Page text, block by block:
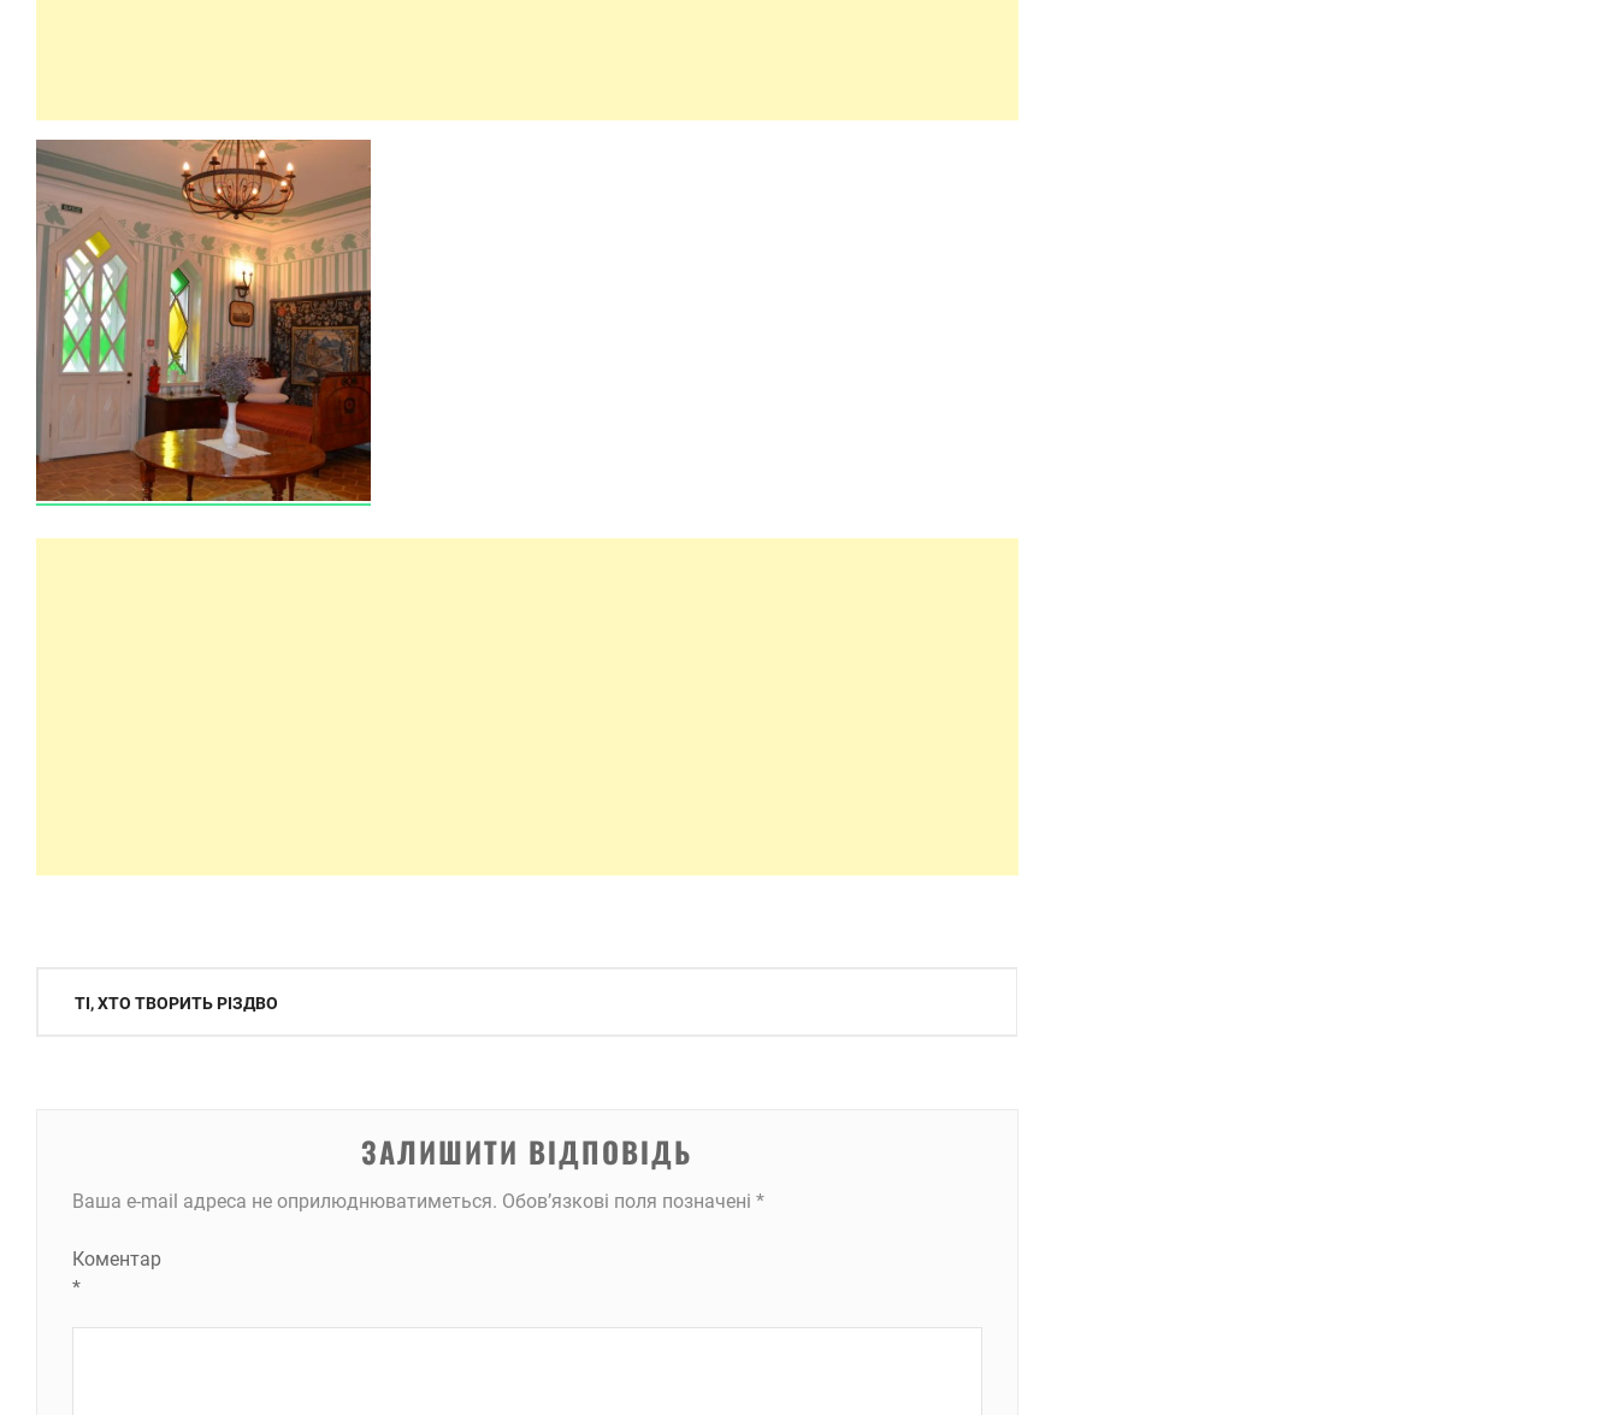
Навігація
ТІ, ХТО ТВОРИТЬ РІЗДВО
ЗАЛИШИТИ ВІДПОВІДЬ
Ваша e-mail адреса не оприлюднюватиметься. Обов’язкові поля позначені *
Коментар
*